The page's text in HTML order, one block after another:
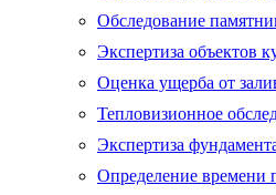
Обследование
Экспертиза объектов
Оценка ущерба от
Тепловизионное
Экспертиза
Определение времени